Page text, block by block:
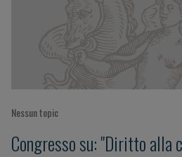
Nessun topic
Congresso su: "Diritto alla